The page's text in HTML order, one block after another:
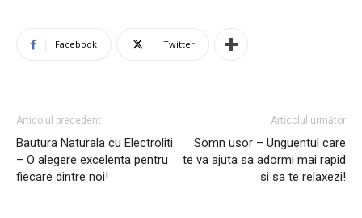
Facebook Twitter
Articolul precedent
Bautura Naturala cu Electroliti
– O alegere excelenta pentru
fiecare dintre noi!
Articolul următor
Somn usor – Unguentul care
te va ajuta sa adormi mai rapid
si sa te relaxezi!